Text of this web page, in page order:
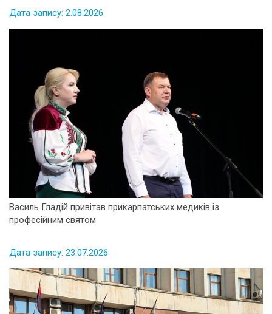
Дата запису: 2.08.2026
Василь Гладій привітав прикарпатських медиків із
професійним святом
Дата запису: 23.07.2026